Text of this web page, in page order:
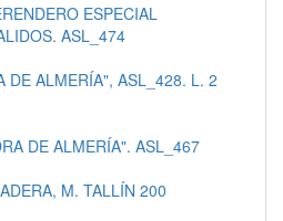
ESPECIAL
ASL_474
DE ALMERÍA", ASL_428. L. 2
DE ALMERÍA". ASL_467
M. TALLÍN 200